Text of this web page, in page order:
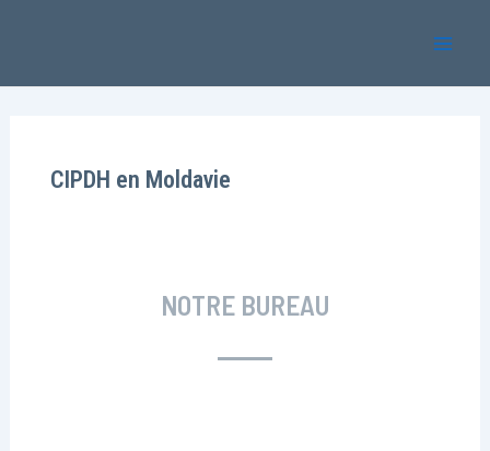
CIPDH en Moldavie
NOTRE BUREAU